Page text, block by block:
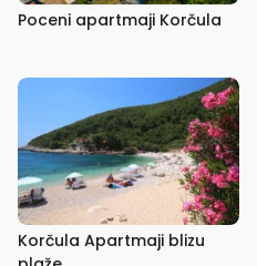
Poceni apartmaji Korčula
Korčula Apartmaji blizu